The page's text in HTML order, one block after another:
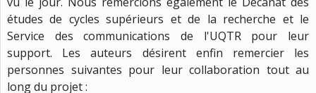
études de cycles supérieurs et de la recherche et le
Service des communications de l'UQTR pour leur
support. Les auteurs désirent enfin remercier les
personnes suivantes pour leur collaboration tout au
long du projet :